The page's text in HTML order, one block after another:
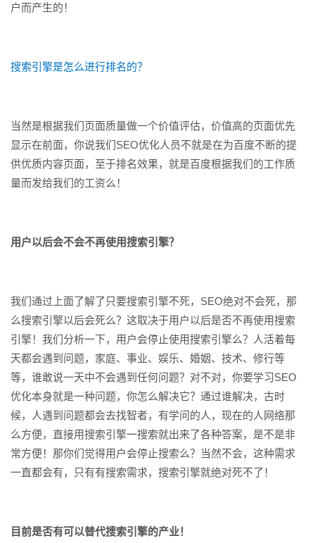
户而产生的！
搜索引擎是怎么进行排名的？
当然是根据我们页面质量做一个价值评估，价值高的页面优先
显示在前面，你说我们SEO优化人员不就是在为百度不断的提
供优质内容页面，至于排名效果，就是百度根据我们的工作质
量而发给我们的工资么！
用户以后会不会不再使用搜索引擎？
我们通过上面了解了只要搜索引擎不死，SEO绝对不会死，那
么搜索引擎以后会死么？这取决于用户以后是否不再使用搜索
引擎！我们分析一下，用户会停止使用搜索引擎么？人活着每
天都会遇到问题，家庭、事业、娱乐、婚姻、技术、修行等
等，谁敢说一天中不会遇到任何问题？对不对，你要学习SEO
优化本身就是一种问题，你怎么解决它？通过谁解决，古时
候，人遇到问题都会去找智者，有学问的人，现在的人网络那
么方便，直接用搜索引擎一搜索就出来了各种答案，是不是非
常方便！那你们觉得用户会停止搜索么？当然不会，这种需求
一直都会有，只有有搜索需求，搜索引擎就绝对死不了！
目前是否有可以替代搜索引擎的产业！